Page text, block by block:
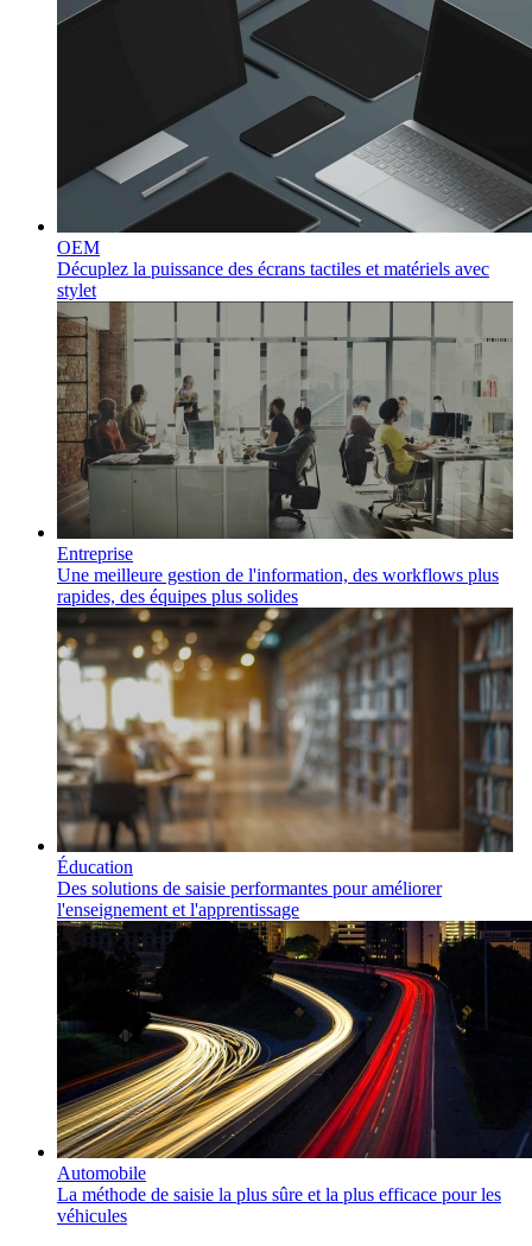
OEM
Décuplez la puissance des écrans tactiles et matériels avec
stylet
Entreprise
Une meilleure gestion de l'information, des workflows plus
rapides, des équipes plus solides
Éducation
Des solutions de saisie performantes pour améliorer
l'enseignement et l'apprentissage
Automobile
La méthode de saisie la plus sûre et la plus efficace pour les
véhicules